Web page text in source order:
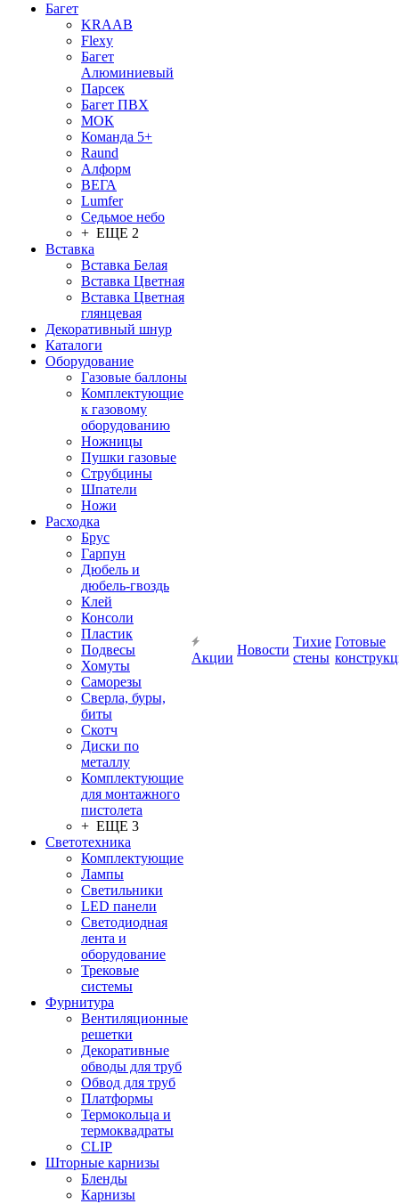
Багет
KRAAB
Flexy
Багет
Алюминиевый
Парсек
Багет ПВХ
МОК
Команда 5+
Raund
Алформ
ВЕГА
Lumfer
Седьмое небо
+ ЕЩЕ 2
Вставка
Вставка Белая
Вставка Цветная
Вставка Цветная
глянцевая
Декоративный шнур
Каталоги
Оборудование
Газовые баллоны
Комплектующие
к газовому
оборудованию
Ножницы
Пушки газовые
Струбцины
Шпатели
Ножи
Расходка
Брус
Гарпун
Дюбель и
дюбель-гвоздь
Клей
Консоли
Пластик
Подвесы
Хомуты
Саморезы
Сверла, буры,
биты
Скотч
Диски по
металлу
Комплектующие
для монтажного
пистолета
+ ЕЩЕ 3
Светотехника
Комплектующие
Лампы
Светильники
LED панели
Светодиодная
лента и
оборудование
Трековые
системы
Фурнитура
Вентиляционные
решетки
Декоративные
обводы для труб
Обвод для труб
Платформы
Термокольца и
термоквадраты
CLIP
Шторные карнизы
Бленды
Карнизы
Акции
Новости
Тихие
стены
Готовые